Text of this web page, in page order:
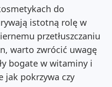
do
istotną rolę w
przetłuszczaniu
warto zwrócić uwagę
bogate w witaminy i
jak pokrzywa czy